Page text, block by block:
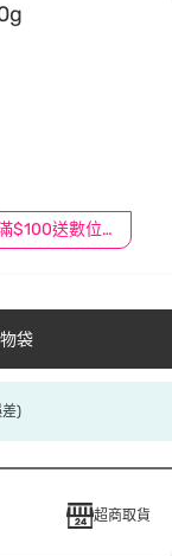
滿$100送數位印花
袋
)
超商取貨